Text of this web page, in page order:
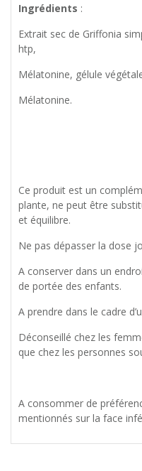
Ingrédients :
Extrait sec de Griffonia
htp,
Mélatonine, gélule
Mélatonine.
Ce produit est un
plante, ne peut être
et équilibre.
Ne pas dépasser la dose
A conserver dans un
de portée des enfants.
A prendre dans le cadre
Déconseillé chez les
que chez les personnes
A consommer de
mentionnés sur la face